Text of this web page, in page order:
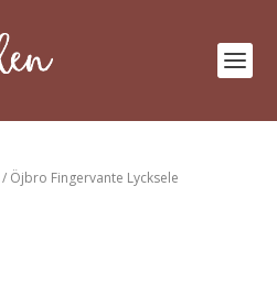
/ Öjbro Fingervante Lycksele